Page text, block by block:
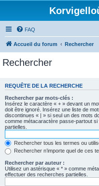
FAQ
Accueil du forum Rechercher
Rechercher
REQUÊTE DE LA RECHERCHE
Rechercher par mots-clés :
Insérez le caractère « + » devant un
doit être ignoré. Insérez une liste de
discontinues « | » si seul un des mots
comme métacaractère passe-partout
partielles.
Rechercher tous les termes ou
Rechercher n’importe quel de ces
Rechercher par auteur :
Utilisez un astérisque « * » comme
effectuer des recherches partielles.